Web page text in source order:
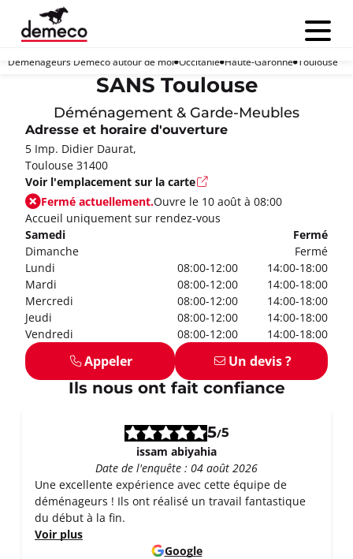
Menu
Déménageurs Demeco autour de moi Occitanie Haute-Garonne Toulouse
SANS Toulouse
Déménagement & Garde-Meubles
Adresse et horaire d'ouverture
5 Imp. Didier Daurat,
Toulouse 31400
Voir l'emplacement sur la carte
Fermé actuellement.Ouvre le 10 août à 08:00
Accueil uniquement sur rendez-vous
Samedi
Fermé
Dimanche
Fermé
Lundi
08:00-12:00
14:00-18:00
Mardi
08:00-12:00
14:00-18:00
Mercredi
08:00-12:00
14:00-18:00
Jeudi
08:00-12:00
14:00-18:00
Vendredi
08:00-12:00 14:00-18:00
Appeler Un devis ?
Ils nous ont fait confiance
5/5
issam abiyahia
Date de l'enquête : 04 août 2026
Une excellente expérience avec cette équipe de
déménageurs ! Ils ont réalisé un travail fantastique
du début à la fin.
Voir plus
Google